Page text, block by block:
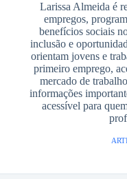
Larissa Almeida é
empregos,
benefícios sociais
inclusão e
orientam jovens e
primeiro emprego,
mercado de
informações
acessível para